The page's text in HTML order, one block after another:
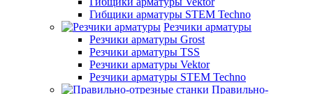
Гибщики арматуры STEM Techno
Резчики арматуры
Резчики арматуры Grost
Резчики арматуры TSS
Резчики арматуры Vektor
Резчики арматуры STEM Techno
Правильно-